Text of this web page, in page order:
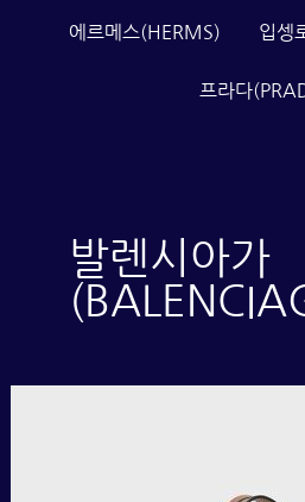
에르메스(HERMS) 입셍
프라다
발렌시아가